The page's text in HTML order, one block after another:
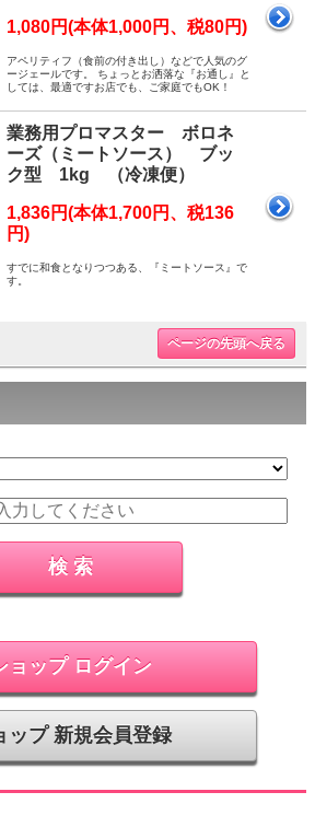
1,080円(本体1,000円、税80円)
アペリティフ（食前の付き出し）などで人気のグ
ージェールです。 ちょっとお洒落な『お通し』と
しては、最適ですお店でも、ご家庭でもOK！
業務用プロマスター ボロネ
ーズ（ミートソース） ブッ
ク型 1kg （冷凍便）
1,836円(本体1,700円、税136
円)
すでに和食となりつつある、『ミートソース』で
す。
ページの先頭へ戻る
ョップ ログイン
ップ 新規会員登録